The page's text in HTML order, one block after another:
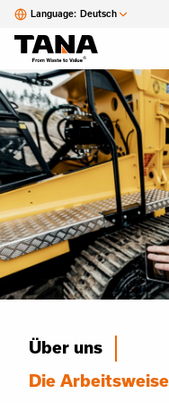
Language: Deutsch
Über uns
Die